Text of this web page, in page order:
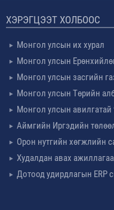
ХЭРЭГЦЭЭТ ХОЛБООС
Монгол улсын их хурал
Монгол улсын
Монгол улсын засгийн
Монгол улсын Төрийн
Монгол улсын авилгатай
Аймгийн Иргэдийн
Орон нутгийн хөгжлийн
Худалдан авах
Дотоод удирдлагын ERP